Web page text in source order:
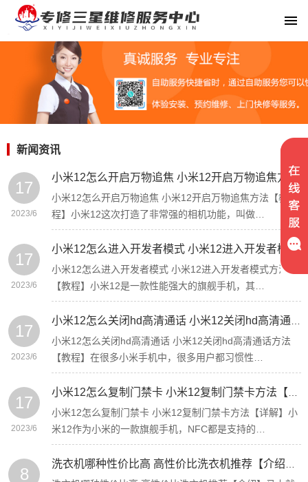
新闻资讯
17
2023/6
小米12怎么开启万物追焦 小米12开启万物追焦方法【教程】-贵阳三星空调修理服务点
小米12怎么开启万物追焦 小米12开启万物追焦方法【教
程】小米12这次打造了非常强的相机功能，叫做…
17
2023/6
小米12怎么进入开发者模式 小米12进入开发者模式方法【教程】
小米12怎么进入开发者模式 小米12进入开发者模式方法
【教程】小米12是一款性能强大的旗舰手机，其…
17
2023/6
小米12怎么关闭hd高清通话 小米12关闭hd高清通话方法
【教程】在很多小米手机中，很多用户都习惯性…
17
2023/6
小米12怎么复制门禁卡 小米12复制门禁卡方法【详解】小
米12作为小米的一款旗舰手机，NFC都是支持的…
8